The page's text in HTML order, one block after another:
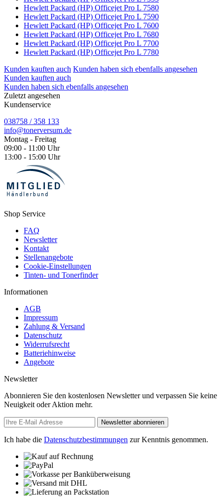
Hewlett Packard (HP) Officejet Pro L 7580
Hewlett Packard (HP) Officejet Pro L 7590
Hewlett Packard (HP) Officejet Pro L 7600
Hewlett Packard (HP) Officejet Pro L 7680
Hewlett Packard (HP) Officejet Pro L 7700
Hewlett Packard (HP) Officejet Pro L 7780
Kunden kauften auch Kunden haben sich ebenfalls angesehen
Kunden kauften auch
Kunden haben sich ebenfalls angesehen
Zuletzt angesehen
Kundenservice
038758 / 358 133
info@tonerversum.de
Montag - Freitag
09:00 - 11:00 Uhr
13:00 - 15:00 Uhr
Shop Service
FAQ
Newsletter
Kontakt
Stellenangebote
Cookie-Einstellungen
Tinten- und Tonerfinder
Informationen
AGB
Impressum
Zahlung & Versand
Datenschutz
Widerrufsrecht
Batteriehinweise
Angebote
Newsletter
Abonnieren Sie den kostenlosen Newsletter und verpassen Sie keine
Neuigkeit oder Aktion mehr.
Newsletter abonnieren
Ich habe die Datenschutzbestimmungen zur Kenntnis genommen.